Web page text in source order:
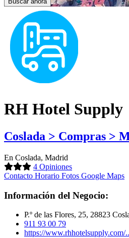
RH Hotel Supply
Coslada > Compras >
En Coslada, Madrid
4 Opiniones
Contacto Horario Fotos Google Maps
Información del Negocio:
P.º de las Flores, 25, 28823
911 93 00 79
https://www.rhhotelsupply.com/